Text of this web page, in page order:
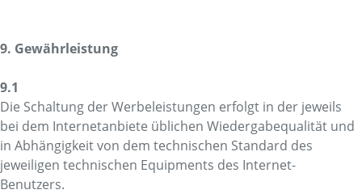
9. Gewährleistung
9.1
Die Schaltung der Werbeleistungen erfolgt in der jeweils
bei dem Internetanbiete üblichen Wiedergabequalität und
in Abhängigkeit von dem technischen Standard des
jeweiligen technischen Equipments des Internet-
Benutzers.